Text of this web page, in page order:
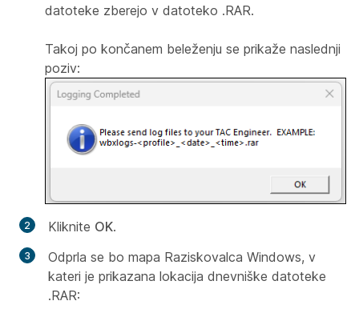
datoteke zberejo v datoteko .RAR.
Takoj po končanem beleženju se prikaže naslednji
poziv:
Kliknite OK.
Odprla se bo mapa Raziskovalca Windows, v
kateri je prikazana lokacija dnevniške datoteke
.RAR: